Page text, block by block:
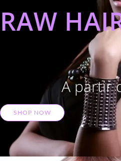
RAW
A partir
SHOP NOW